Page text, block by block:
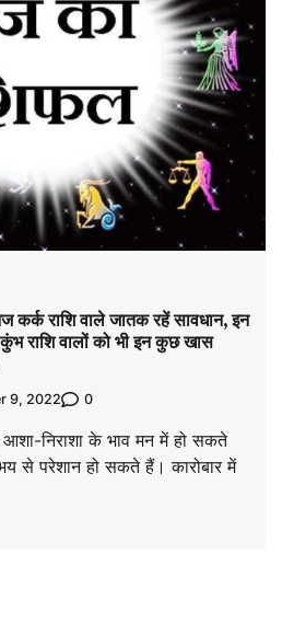
राशि वाले जातक रहें सावधान, इन
राशि वालों को भी इन कुछ खास
9, 2022 0
निराशा के भाव मन में हो सकते
से परेशान हो सकते हैं। कारोबार में